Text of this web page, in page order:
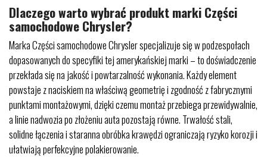
Dlaczego warto wybrać produkt marki Części
samochodowe Chrysler?
Marka Części samochodowe Chrysler specjalizuje się w podzespołach
dopasowanych do specyfiki tej amerykańskiej marki – to doświadczenie
przekłada się na jakość i powtarzalność wykonania. Każdy element
powstaje z naciskiem na właściwą geometrię i zgodność z fabrycznymi
punktami montażowymi, dzięki czemu montaż przebiega przewidywalnie,
a linie nadwozia po złożeniu auta pozostają równe. Trwałość stali,
solidne łączenia i staranna obróbka krawędzi ograniczają ryzyko korozji i
ułatwiają perfekcyjne polakierowanie.